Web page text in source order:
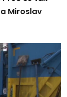
Miroslav